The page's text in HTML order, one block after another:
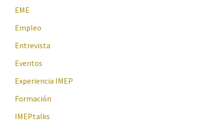
EME
Empleo
Entrevista
Eventos
Experiencia IMEP
Formación
IMEPtalks